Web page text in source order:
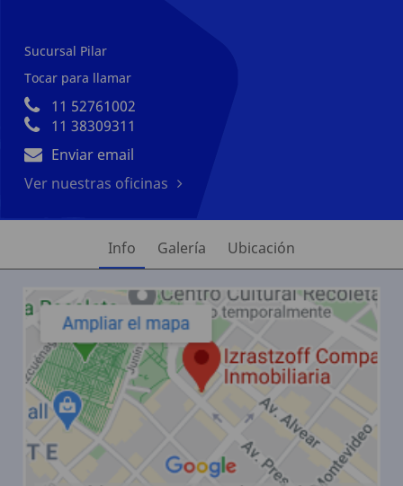
Sucursal Pilar
Tocar para llamar
11 52761002
11 38309311
Enviar email
Ver nuestras oficinas
Info Galería Ubicación